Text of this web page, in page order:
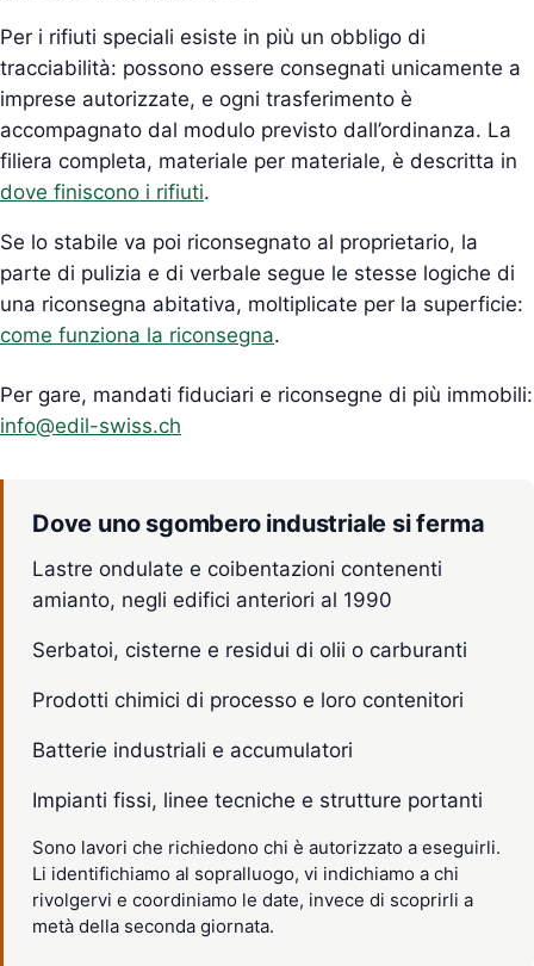
Per i rifiuti speciali esiste in più un obbligo di
tracciabilità: possono essere consegnati unicamente a
imprese autorizzate, e ogni trasferimento è
accompagnato dal modulo previsto dall’ordinanza. La
filiera completa, materiale per materiale, è descritta in
dove finiscono i rifiuti.
Se lo stabile va poi riconsegnato al proprietario, la
parte di pulizia e di verbale segue le stesse logiche di
una riconsegna abitativa, moltiplicate per la superficie:
come funziona la riconsegna.
Per gare, mandati fiduciari e riconsegne di più immobili:
info@edil-swiss.ch
Dove uno sgombero industriale si ferma
Lastre ondulate e coibentazioni contenenti
amianto, negli edifici anteriori al 1990
Serbatoi, cisterne e residui di olii o carburanti
Prodotti chimici di processo e loro contenitori
Batterie industriali e accumulatori
Impianti fissi, linee tecniche e strutture portanti
Sono lavori che richiedono chi è autorizzato a eseguirli.
Li identifichiamo al sopralluogo, vi indichiamo a chi
rivolgervi e coordiniamo le date, invece di scoprirli a
metà della seconda giornata.